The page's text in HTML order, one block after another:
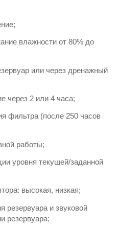
влажности от 80% до
или через дренажный
через 2 или 4 часа;
фильтра (после 250 часов
работы;
уровня текущей/заданной
высокая, низкая;
резервуара и звуковой
резервуара;